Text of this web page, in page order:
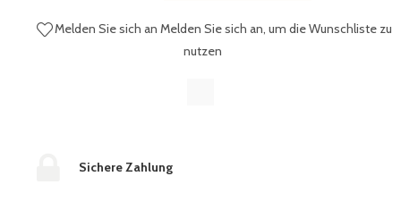
Melden Sie sich an Melden Sie sich an, um die Wunschliste zu
nutzen
Sichere Zahlung